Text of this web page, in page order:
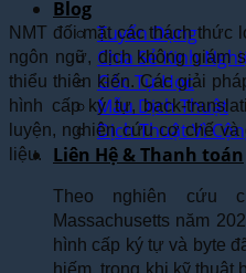
Blog
Tuyển Dụng
Chia Sẻ Kinh
Góc Tự Học
Mẫu Dịch Thuật
Dịch Thuật Vì
Liên Hệ & Thanh toán
NMT đối mặt các thách
ngôn ngữ, dịch không giám
thiểu thiên kiến. Các giải
hình cấp ký tự, back-
luyện, nghiên cứu cơ chế
liệu.
Theo nghiên cứu
Massachusetts năm
hình cấp ký tự và byte
hiếm, trong khi kỹ thuật